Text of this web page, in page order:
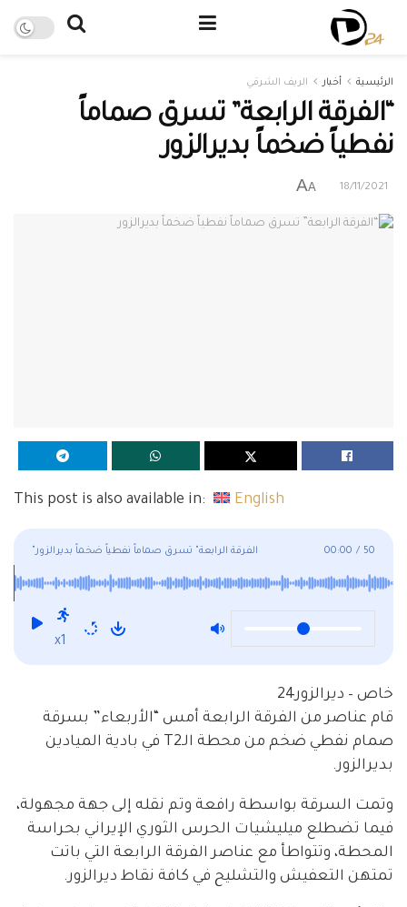
الرئيسية أخبار الريف الشرقي
“الفرقة الرابعة” تسرق صماماً
نفطياً ضخماً بديرالزور
18/11/2021
A
A
This post is also available in: English
"الفرقة الرابعة" تسرق صماماً نفطياً ضخماً بديرالزور 00:00 / 50
x1
خاص – ديرالزور24
قام عناصر من الفرقة الرابعة أمس “الأربعاء” بسرقة
صمام نفطي ضخم من محطة الـT2 في بادية الميادين
بديرالزور.
وتمت السرقة بواسطة رافعة وتم نقله إلى جهة مجهولة،
فيما تضطلع ميليشيات الحرس الثوري الإيراني بحراسة
المحطة، وتتواطأ مع عناصر الفرقة الرابعة التي باتت
تمتهن التعفيش والتشليح في كافة نقاط ديرالزور.